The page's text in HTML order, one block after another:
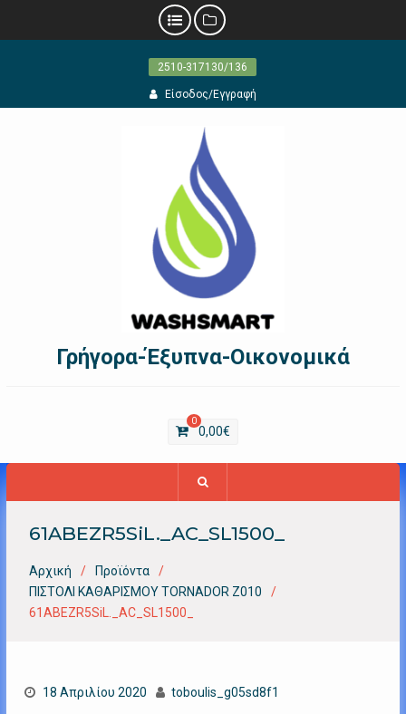
2510-317130/136
Είσοδος/Εγγραφή
Γρήγορα-Έξυπνα-Οικονομικά
0
0,00€
61ABEZR5SiL._AC_SL1500_
Αρχική
Προϊόντα
ΠΙΣΤΟΛΙ ΚΑΘΑΡΙΣΜΟΥ TORNADOR Ζ010
61ABEZR5SiL._AC_SL1500_
18 Απριλίου 2020 toboulis_g05sd8f1